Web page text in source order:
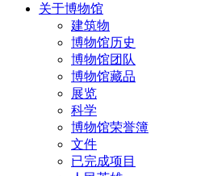
关于博物馆
建筑物
博物馆历史
博物馆团队
博物馆藏品
展览
科学
博物馆荣誉簿
文件
已完成项目